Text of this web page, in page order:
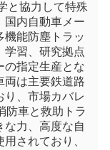
と協力して特殊
国内自動車メー
機能防塵トラッ
学習、研究拠点
の指定生産とな
両は主要鉄道路
り、市場カバレ
防車と救助トラ
な力、高度な自
されており、